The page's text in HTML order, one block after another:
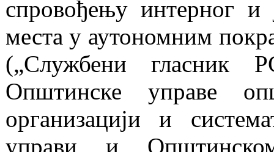
спровођењу интерног и
места у аутономним
(„Службени гласник
Општинске управе
организацији и
управи и